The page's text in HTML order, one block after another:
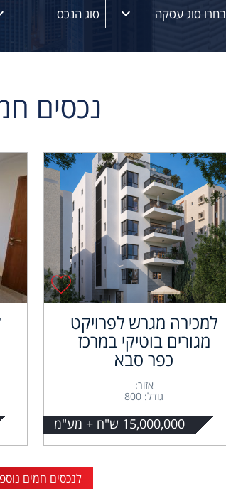
בחרו סוג עסקה סוג הנכס
נכסים
למכירה מגרש לפרויקט
מגורים בוטיקי במרכז
כפר סבא
אזור:
גודל: 800
15,000,000 ש"ח + מע"מ
לנכסים חמים